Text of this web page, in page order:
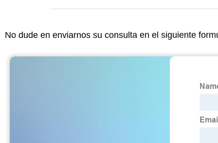
No dude en enviarnos su consulta en el siguiente